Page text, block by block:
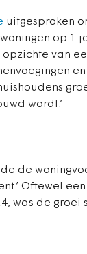
uitgesproken
op 1
opzichte van
wordt.’
de
Oftewel
was de groei